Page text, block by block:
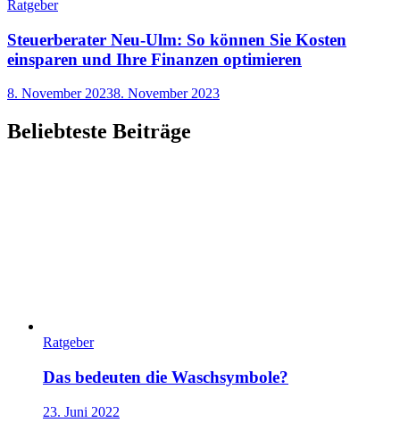
Ratgeber
Steuerberater Neu-Ulm: So können Sie Kosten
einsparen und Ihre Finanzen optimieren
8. November 20238. November 2023
Beliebteste Beiträge
Ratgeber
Das bedeuten die Waschsymbole?
23. Juni 2022